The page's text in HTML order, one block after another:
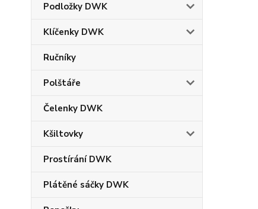
Podložky DWK
Klíčenky DWK
Ručníky
Polštáře
Čelenky DWK
Kšiltovky
Prostírání DWK
Plátěné sáčky DWK